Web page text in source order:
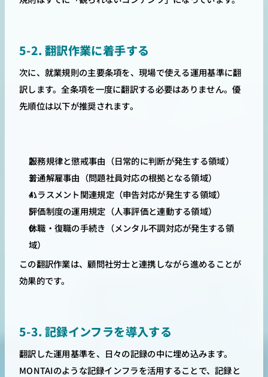
5-2. 翻訳作業に着手する
次に、就業規則の主要条項を、現場で使える運用基準に翻
訳します。全条項を一度に翻訳する必要はありません。優
先順位は以下が推奨されます。
服務規律と懲戒事由（日常的に判断が発生する領域）
普通解雇事由（問題社員対応の根拠となる領域）
ハラスメント関連規定（申告対応が発生する領域）
評価制度の運用規定（人事評価と連動する領域）
休職・復職の手続き（メンタル不調対応が発生する領
域）
この翻訳作業は、顧問社労士と連携しながら進めることが
効果的です。
5-3. 記録インフラを導入する
翻訳した運用基準を、日々の記録の中に埋め込みます。
MONTAIのような記録インフラを活用することで、記録と